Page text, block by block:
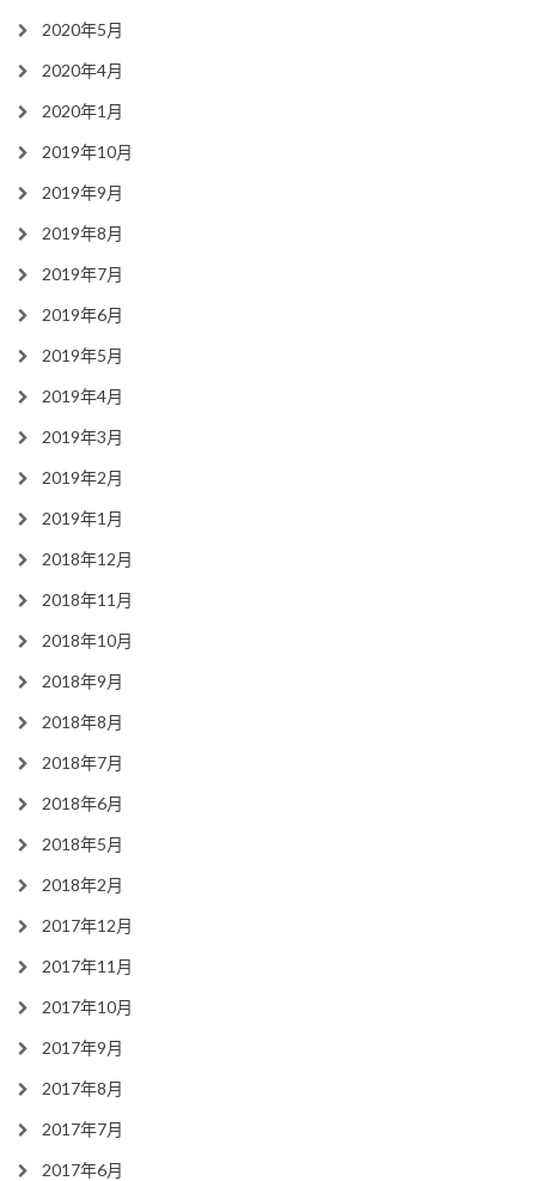
2020年5月
2020年4月
2020年1月
2019年10月
2019年9月
2019年8月
2019年7月
2019年6月
2019年5月
2019年4月
2019年3月
2019年2月
2019年1月
2018年12月
2018年11月
2018年10月
2018年9月
2018年8月
2018年7月
2018年6月
2018年5月
2018年2月
2017年12月
2017年11月
2017年10月
2017年9月
2017年8月
2017年7月
2017年6月